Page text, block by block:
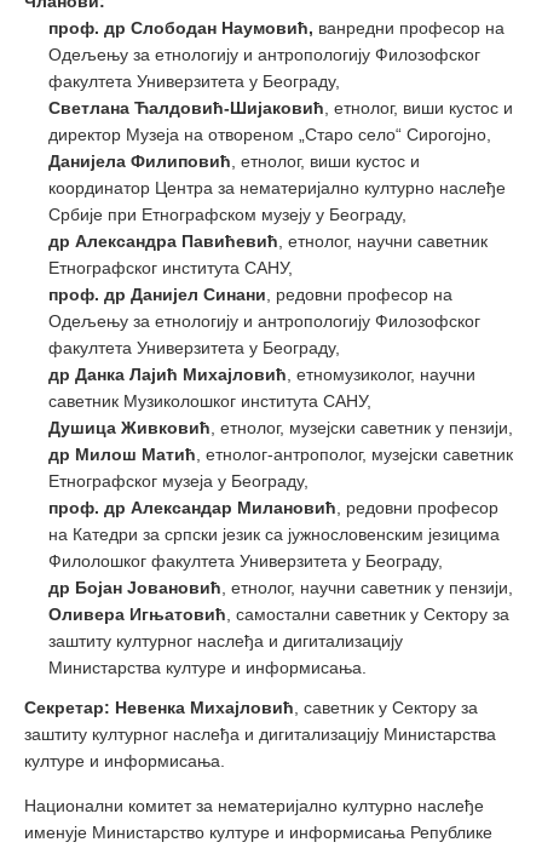
проф. др Слободан Наумовић, ванредни професор на
Одељењу за етнологију и антропологију Филозофског
факултета Универзитета у Београду,
Светлана Ћалдовић-Шијаковић , етнолог, виши кустос и
директор Музеја на отвореном „Старо село“ Сирогојно,
Данијела Филиповић , етнолог, виши кустос и
координатор Центра за нематеријално културно наслеђе
Србије при Етнографском музеју у Београду,
др Александра Павићевић , етнолог, научни саветник
Етнографског института САНУ,
проф. др Данијел Синани , редовни професор на
Одељењу за етнологију и антропологију Филозофског
факултета Универзитета у Београду,
др Данка Лајић Михајловић , етномузиколог, научни
саветник Музиколошког института САНУ,
Душица Живковић , етнолог, музејски саветник у пензији,
др Милош Матић , етнолог-антрополог, музејски саветник
Етнографског музеја у Београду,
проф. др Александар Милановић , редовни професор
на Катедри за српски језик са јужнословенским језицима
Филолошког факултета Универзитета у Београду,
др Бојан Јовановић , етнолог, научни саветник у пензији,
Оливера Игњатовић , самостални саветник у Сектору за
заштиту културног наслеђа и дигитализацију
Министарства културе и информисања.
Секретар: Невенка Михајловић , саветник у Сектору за
заштиту културног наслеђа и дигитализацију Министарства
културе и информисања.
Национални комитет за нематеријално културно наслеђе
именује Министарство културе и информисања Републике